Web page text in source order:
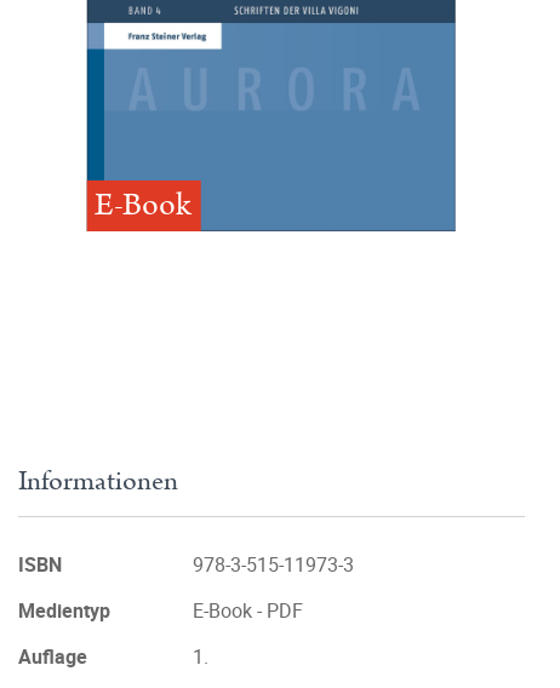
E-Book
Informationen
ISBN
978-3-515-11973-3
Medientyp
E-Book - PDF
Auflage
1.